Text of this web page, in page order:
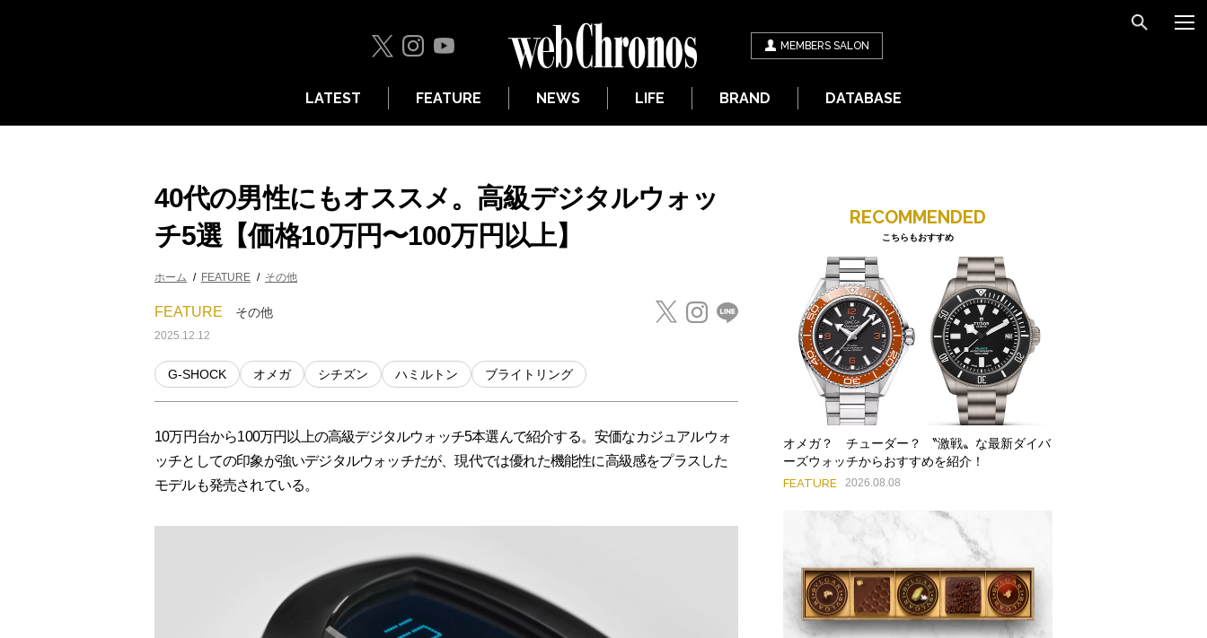
MEMBERS SALON
LATEST FEATURE NEWS LIFE BRAND DATABASE
40代の男性にもオススメ。高級デジタルウォッ
チ5選【価格10万円〜100万円以上】
ホーム FEATURE その他
FEATURE その他
2025.12.12
G-SHOCK オメガ シチズン ハミルトン ブライトリング
10万円台から100万円以上の高級デジタルウォッチ5本選んで紹介する。安価なカジュアルウォ
ッチとしての印象が強いデジタルウォッチだが、現代では優れた機能性に高級感をプラスした
モデルも発売されている。
RECOMMENDED
こちらもおすすめ
オメガ？ チューダー？ 〝激戦〟な最新ダイバ
ーズウォッチからおすすめを紹介！
FEATURE 2026.08.08